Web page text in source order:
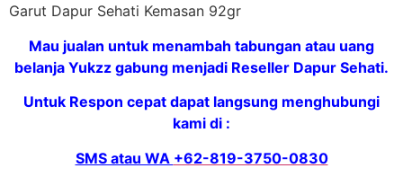
Garut Dapur Sehati Kemasan 92gr
Mau jualan untuk menambah tabungan atau uang
belanja Yukzz gabung menjadi Reseller Dapur Sehati.
Untuk Respon cepat dapat langsung menghubungi
kami di :
SMS atau WA +62-819-3750-0830